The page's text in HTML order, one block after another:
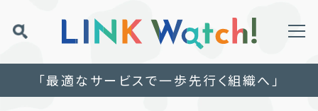
「最適なサービスで一歩先行く組織へ」